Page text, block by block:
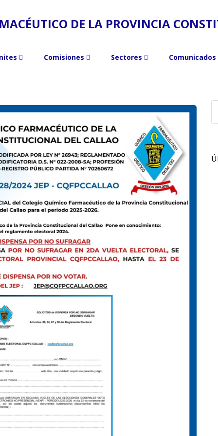
DE LA PROVINCIA
Comisiones Sectores Comunicados
Noticias